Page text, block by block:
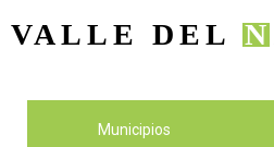
VALLE DEL N
Municipios